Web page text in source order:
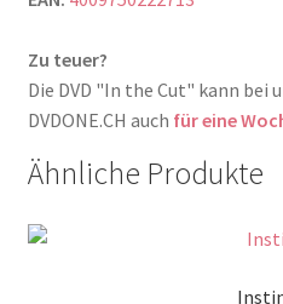
Zu teuer?
Die DVD "In the Cut" kann bei
DVDONE.CH auch für eine
Ähnliche Produkte